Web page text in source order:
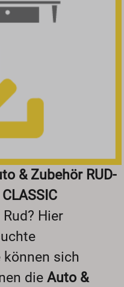
& Zubehör RUD-
Hier
sich
die Auto &